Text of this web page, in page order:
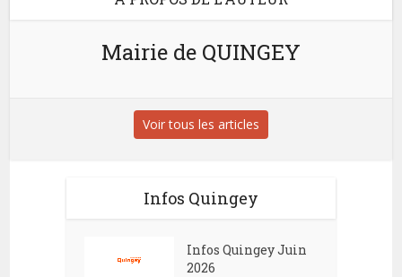
Mairie de QUINGEY
Voir tous les articles
Infos Quingey
Infos Quingey Juin
2026